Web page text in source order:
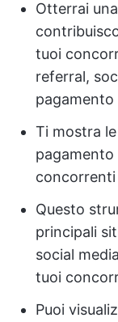
Otterrai
tuoi
referral,
pagamento
Ti mostra
pagamento
Questo
principali
social
tuoi
Puoi